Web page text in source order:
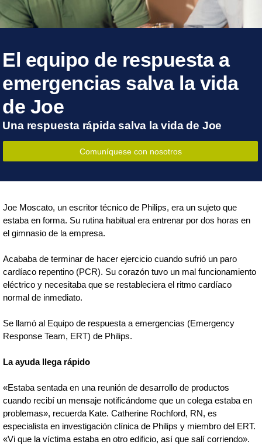
El equipo de respuesta a
emergencias salva la vida
de Joe
Una respuesta rápida salva la vida de Joe
Comuníquese con nosotros
Joe Moscato, un escritor técnico de Philips, era un sujeto que
estaba en forma. Su rutina habitual era entrenar por dos horas en
el gimnasio de la empresa.
Acababa de terminar de hacer ejercicio cuando sufrió un paro
cardíaco repentino (PCR). Su corazón tuvo un mal funcionamiento
eléctrico y necesitaba que se restableciera el ritmo cardíaco
normal de inmediato.
Se llamó al Equipo de respuesta a emergencias (Emergency
Response Team, ERT) de Philips.
La ayuda llega rápido
«Estaba sentada en una reunión de desarrollo de productos
cuando recibí un mensaje notificándome que un colega estaba en
problemas», recuerda Kate. Catherine Rochford, RN, es
especialista en investigación clínica de Philips y miembro del ERT.
«Vi que la víctima estaba en otro edificio, así que salí corriendo».